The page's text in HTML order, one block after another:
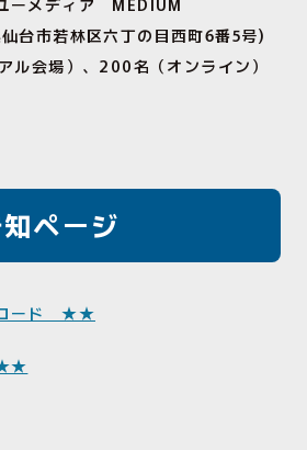
台市若林区六丁の目西町6番5号)
ル会場）、 200名（オンライン）
ページ
ード ★★